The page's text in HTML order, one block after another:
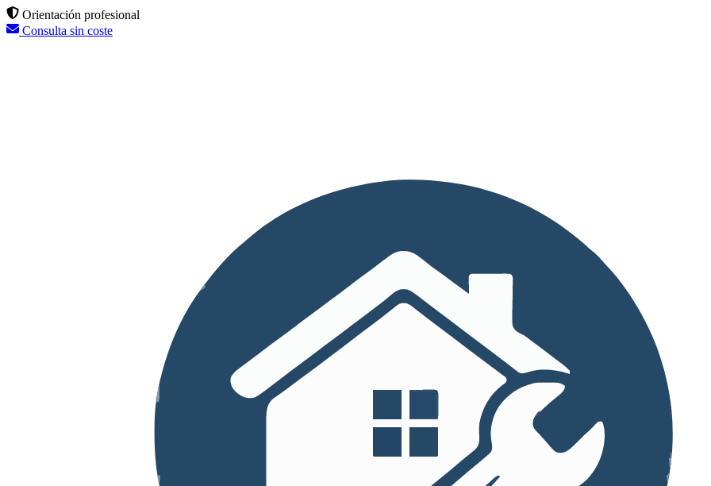
Orientación profesional
Consulta sin coste